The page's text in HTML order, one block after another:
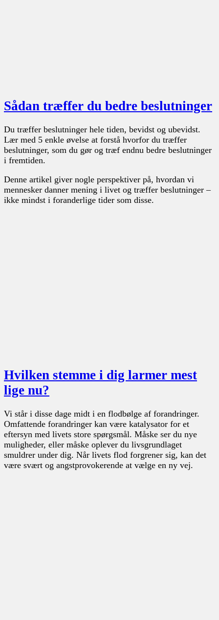
Sådan træffer du bedre beslutninger
Du træffer beslutninger hele tiden, bevidst og ubevidst.
Lær med 5 enkle øvelse at forstå hvorfor du træffer
beslutninger, som du gør og træf endnu bedre beslutninger
i fremtiden.
Denne artikel giver nogle perspektiver på, hvordan vi
mennesker danner mening i livet og træffer beslutninger –
ikke mindst i foranderlige tider som disse.
Hvilken stemme i dig larmer mest
lige nu?
Vi står i disse dage midt i en flodbølge af forandringer.
Omfattende forandringer kan være katalysator for et
eftersyn med livets store spørgsmål. Måske ser du nye
muligheder, eller måske oplever du livsgrundlaget
smuldrer under dig. Når livets flod forgrener sig, kan det
være svært og angstprovokerende at vælge en ny vej.